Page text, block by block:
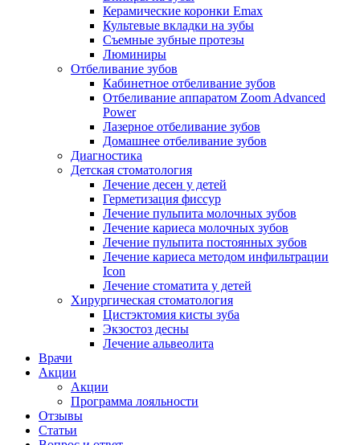
Керамические коронки Emax
Культевые вкладки на зубы
Съемные зубные протезы
Люминиры
Отбеливание зубов
Кабинетное отбеливание зубов
Отбеливание аппаратом Zoom Advanced
Power
Лазерное отбеливание зубов
Домашнее отбеливание зубов
Диагностика
Детская стоматология
Лечение десен у детей
Герметизация фиссур
Лечение пульпита молочных зубов
Лечение кариеса молочных зубов
Лечение пульпита постоянных зубов
Лечение кариеса методом инфильтрации
Icon
Лечение стоматита у детей
Хирургическая стоматология
Цистэктомия кисты зуба
Экзостоз десны
Лечение альвеолита
Врачи
Акции
Акции
Программа лояльности
Отзывы
Статьи